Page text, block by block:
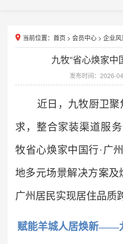
当前位置： 首页 > 会员中心 > 企业风
九牧“省心焕家中
发布时间：2026-
近日，九牧厨卫
求，整合家装渠道服
牧省心焕家中国行·广
地多元场景解决方案及
广州居民实现居住品质
赋能羊城人居焕新——